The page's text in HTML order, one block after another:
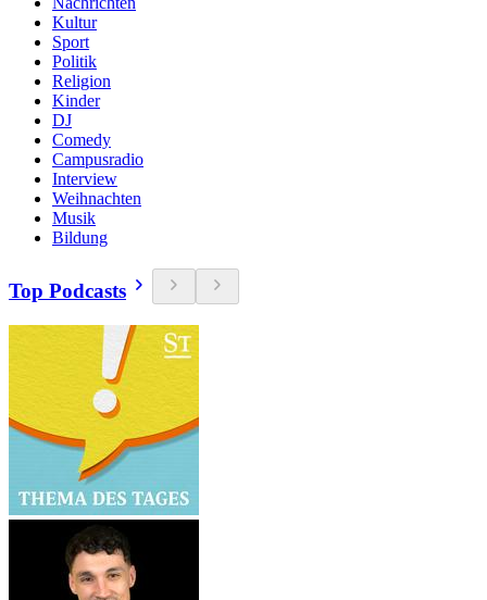
Kultur
Sport
Politik
Religion
Kinder
DJ
Comedy
Campusradio
Interview
Weihnachten
Musik
Bildung
Top Podcasts